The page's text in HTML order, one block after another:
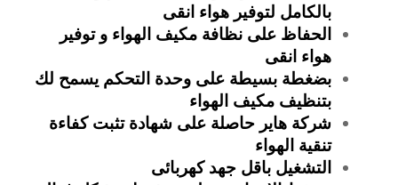
بالكامل لتوفير هواء انقى
الحفاظ على نظافة مكيف الهواء و توفير
هواء انقى
بضغطة بسيطة على وحدة التحكم يسمح لك
بتنظيف مكيف الهواء
شركة هاير حاصلة على شهادة تثبت كفاءة
تنقية الهواء
التشغيل باقل جهد كهربائى